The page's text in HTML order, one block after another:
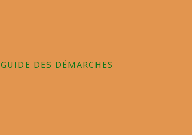
GUIDE DES DÉMARCHES